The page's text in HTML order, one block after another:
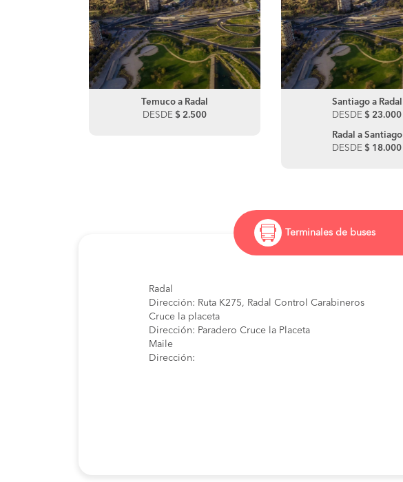
Temuco a Radal
DESDE $ 2.500
Santiago a Radal
DESDE $ 23.000
Radal a Santiago
DESDE $ 18.000
Terminales de buses
Radal
Dirección: Ruta K275, Radal Control Carabineros
Cruce la placeta
Dirección: Paradero Cruce la Placeta
Maile
Dirección: